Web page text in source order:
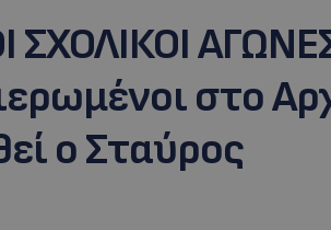
ΣΧΟΛΙΚΟΙ
στο
ο Σταύρος